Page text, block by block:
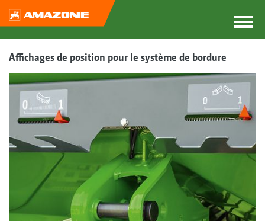
Affichages de position pour le système de bordure